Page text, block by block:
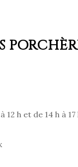
h et de 14 h à 17